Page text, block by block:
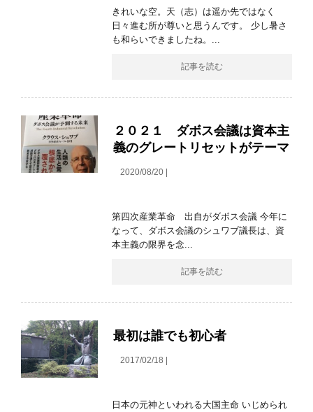
きれいな空。天（志）は遥か先ではなく
日々進む所が尊いと思うんです。 少し暑さ
も和らいできましたね。...
記事を読む
２０２１ ダボス会議は資本主
義のグレートリセットがテーマ
2020/08/20 |
第四次産業革命 出自がダボス会議 今年に
なって、ダボス会議のシュワブ議長は、資
本主義の限界を念...
記事を読む
最初は誰でも初心者
2017/02/18 |
日本の元神といわれる大国主命 いじめられ